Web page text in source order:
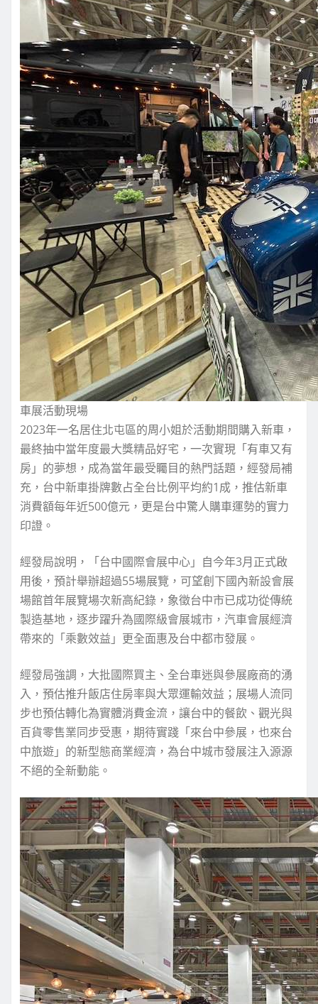
車展活動現場
2023年一名居住北屯區的周小姐於活動期間購入新車，
最終抽中當年度最大獎精品好宅，一次實現「有車又有
房」的夢想，成為當年最受矚目的熱門話題，經發局補
充，台中新車掛牌數占全台比例平均約1成，推估新車
消費額每年近500億元，更是台中驚人購車運勢的實力
印證。
經發局說明，「台中國際會展中心」自今年3月正式啟
用後，預計舉辦超過55場展覽，可望創下國內新設會展
場館首年展覽場次新高紀錄，象徵台中市已成功從傳統
製造基地，逐步躍升為國際級會展城市，汽車會展經濟
帶來的「乘數效益」更全面惠及台中都市發展。
經發局強調，大批國際買主、全台車迷與參展廠商的湧
入，預估推升飯店住房率與大眾運輸效益；展場人流同
步也預估轉化為實體消費金流，讓台中的餐飲、觀光與
百貨零售業同步受惠，期待實踐「來台中參展，也來台
中旅遊」的新型態商業經濟，為台中城市發展注入源源
不絕的全新動能。